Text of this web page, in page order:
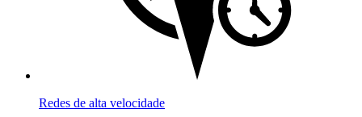
Redes de alta velocidade